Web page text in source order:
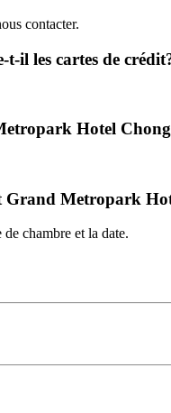
contacter.
il les cartes de
Hotel
Grand Metropark
chambre et la date.